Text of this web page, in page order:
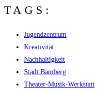
TAGS:
Jugendzentrum
Kreativität
Nachhaltigkeit
Stadt Bamberg
Theater-Musik-Werkstatt